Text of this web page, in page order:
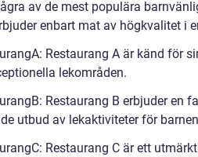
av de mest populära
enbart mat av högkvalitet i
Restaurang A är känd för
lekområden.
Restaurang B erbjuder en
utbud av lekaktiviteter för
Restaurang C är ett